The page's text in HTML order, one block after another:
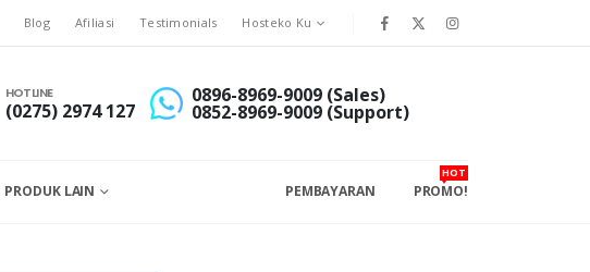
Blog Afiliasi Testimonials Hosteko Ku
HOTLINE
(0275) 2974 127
0896-8969-9009 (Sales)
0852-8969-9009 (Support)
PRODUK LAIN PEMBAYARAN PROMO!
HOT